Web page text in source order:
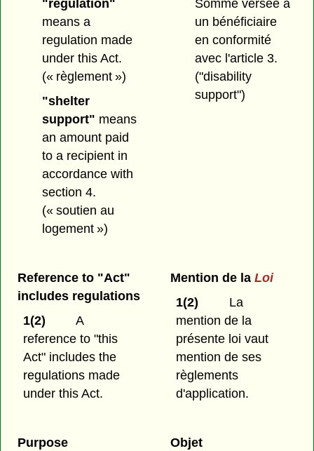
"regulation"
means a
regulation made
under this Act.
(« règlement »)
"shelter
support" means
an amount paid
to a recipient in
accordance with
section 4.
(« soutien au
logement »)
Somme versée à
un bénéficiaire
en conformité
avec l'article 3.
("disability
support")
Reference to "Act"
includes regulations
1(2)
A
reference to "this
Act" includes the
regulations made
under this Act.
Mention de la Loi
1(2)
La
mention de la
présente loi vaut
mention de ses
règlements
d'application.
Purpose
Objet